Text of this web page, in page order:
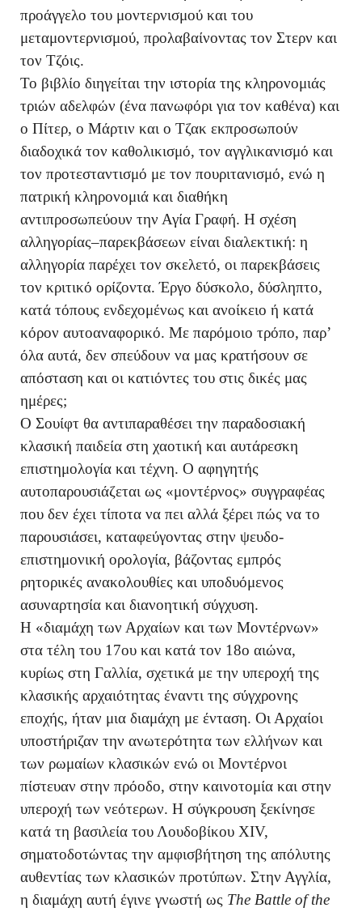
προάγγελο του μοντερνισμού και του
μεταμοντερνισμού, προλαβαίνοντας τον Στερν και
τον Τζόις.
Το βιβλίο διηγείται την ιστορία της κληρονομιάς
τριών αδελφών (ένα πανωφόρι για τον καθένα) και
ο Πίτερ, ο Μάρτιν και ο Τζακ εκπροσωπούν
διαδοχικά τον καθολικισμό, τον αγγλικανισμό και
τον προτεσταντισμό με τον πουριτανισμό, ενώ η
πατρική κληρονομιά και διαθήκη
αντιπροσωπεύουν την Αγία Γραφή. Η σχέση
αλληγορίας–παρεκβάσεων είναι διαλεκτική: η
αλληγορία παρέχει τον σκελετό, οι παρεκβάσεις
τον κριτικό ορίζοντα. Έργο δύσκολο, δύσληπτο,
κατά τόπους ενδεχομένως και ανοίκειο ή κατά
κόρον αυτοαναφορικό. Με παρόμοιο τρόπο, παρ’
όλα αυτά, δεν σπεύδουν να μας κρατήσουν σε
απόσταση και οι κατιόντες του στις δικές μας
ημέρες;
Ο Σουίφτ θα αντιπαραθέσει την παραδοσιακή
κλασική παιδεία στη χαοτική και αυτάρεσκη
επιστημολογία και τέχνη. Ο αφηγητής
αυτοπαρουσιάζεται ως «μοντέρνος» συγγραφέας
που δεν έχει τίποτα να πει αλλά ξέρει πώς να το
παρουσιάσει, καταφεύγοντας στην ψευδο-
επιστημονική ορολογία, βάζοντας εμπρός
ρητορικές ανακολουθίες και υποδυόμενος
ασυναρτησία και διανοητική σύγχυση.
Η «διαμάχη των Αρχαίων και των Μοντέρνων»
στα τέλη του 17ου και κατά τον 18ο αιώνα,
κυρίως στη Γαλλία, σχετικά με την υπεροχή της
κλασικής αρχαιότητας έναντι της σύγχρονης
εποχής, ήταν μια διαμάχη με ένταση. Οι Αρχαίοι
υποστήριζαν την ανωτερότητα των ελλήνων και
των ρωμαίων κλασικών ενώ οι Μοντέρνοι
πίστευαν στην πρόοδο, στην καινοτομία και στην
υπεροχή των νεότερων. Η σύγκρουση ξεκίνησε
κατά τη βασιλεία του Λουδοβίκου XIV,
σηματοδοτώντας την αμφισβήτηση της απόλυτης
αυθεντίας των κλασικών προτύπων. Στην Αγγλία,
η διαμάχη αυτή έγινε γνωστή ως The Battle of the